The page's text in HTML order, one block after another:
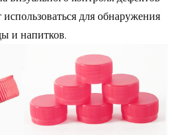
для обнаружения
и напитков.